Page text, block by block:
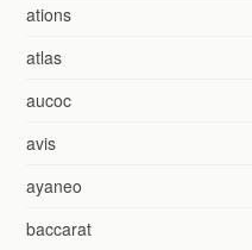
ations
atlas
aucoc
avis
ayaneo
baccarat